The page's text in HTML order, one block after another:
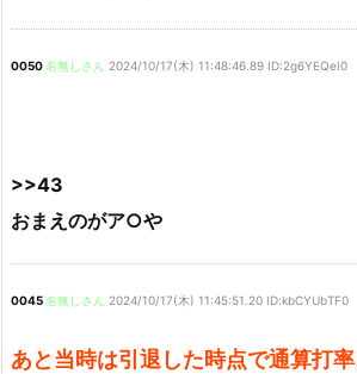
0050名無しさん 2024/10/17(木) 11:48:46.89 ID:2g6YEQeI0
>>43
おまえのがア○や
0045名無しさん 2024/10/17(木) 11:45:51.20 ID:kbCYUbTF0
あと当時は引退した時点で通算打